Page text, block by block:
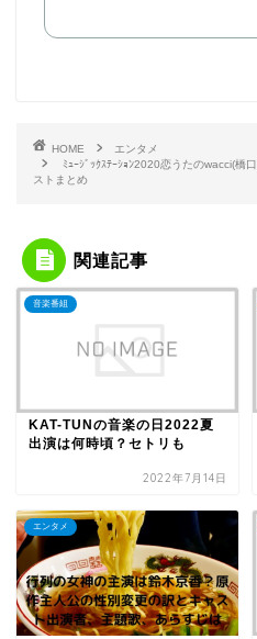
HOME
エンタメ
ﾐｭｰｼﾞｯｸｽﾃｰｼｮﾝ2020恋うたのwacci(橋
ストまとめ
関連記事
音楽番組
KAT-TUNの音楽の日2022夏
出演は何時頃？セトリも
2022年7月14日
エンタメ